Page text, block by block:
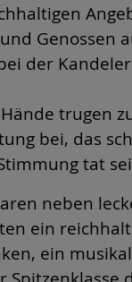
Genossen
der Kandeler
trugen
bei, das
tat
neben
ein
ein